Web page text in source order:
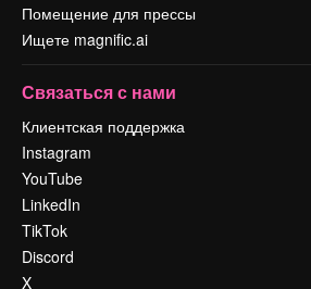
Помещение для прессы
Ищете magnific.ai
Связаться с нами
Клиентская поддержка
Instagram
YouTube
LinkedIn
TikTok
Discord
X